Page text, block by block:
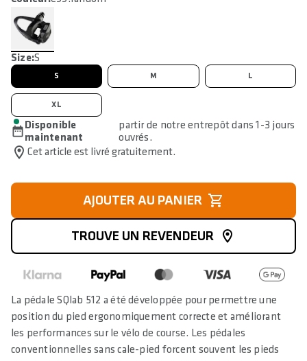
Disponible
maintenant
partir de notre entrepôt dans 1-3 jours
ouvrés.
Cet article est livré gratuitement.
Size:S
S M L
XL
AJOUTER AU PANIER
TROUVE UN REVENDEUR
La pédale SQlab 512 a été développée pour permettre une
position du pied ergonomiquement correcte et améliorant
les performances sur le vélo de course. Les pédales
conventionnelles sans cale-pied forcent souvent les pieds